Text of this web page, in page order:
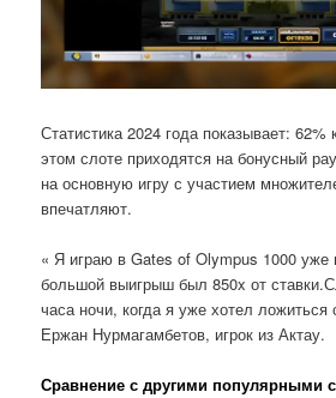
Статистика 2024 года показывает:
этом слоте приходятся на бонусный
на основную игру с участием
впечатляют.
« Я играю в Gates of Olympus 1000
большой выигрыш был 850x от
часа ночи, когда я уже хотел ложиться
Ержан Нурмагамбетов, игрок из Актау.
Сравнение с другими популярными